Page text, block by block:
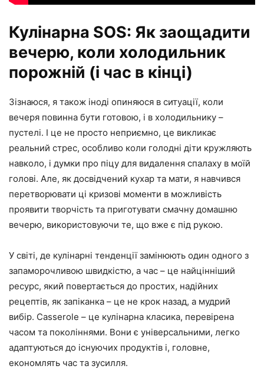
Кулінарна SOS: Як заощадити
вечерю, коли холодильник
порожній (і час в кінці)
Зізнаюся, я також іноді опиняюся в ситуації, коли
вечеря повинна бути готовою, і в холодильнику –
пустелі. І це не просто неприємно, це викликає
реальний стрес, особливо коли голодні діти кружляють
навколо, і думки про піцу для видалення спалаху в моїй
голові. Але, як досвідчений кухар та мати, я навчився
перетворювати ці кризові моменти в можливість
проявити творчість та приготувати смачну домашню
вечерю, використовуючи те, що вже є під рукою.
У світі, де кулінарні тенденції замінюють один одного з
запаморочливою швидкістю, а час – це найцінніший
ресурс, який повертається до простих, надійних
рецептів, як запіканка – це не крок назад, а мудрий
вибір. Casserole – це кулінарна класика, перевірена
часом та поколіннями. Вони є універсальними, легко
адаптуються до існуючих продуктів і, головне,
економлять час та зусилля.